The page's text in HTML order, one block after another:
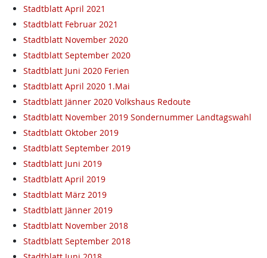
Stadtblatt April 2021
Stadtblatt Februar 2021
Stadtblatt November 2020
Stadtblatt September 2020
Stadtblatt Juni 2020 Ferien
Stadtblatt April 2020 1.Mai
Stadtblatt Jänner 2020 Volkshaus Redoute
Stadtblatt November 2019 Sondernummer Landtagswahl
Stadtblatt Oktober 2019
Stadtblatt September 2019
Stadtblatt Juni 2019
Stadtblatt April 2019
Stadtblatt März 2019
Stadtblatt Jänner 2019
Stadtblatt November 2018
Stadtblatt September 2018